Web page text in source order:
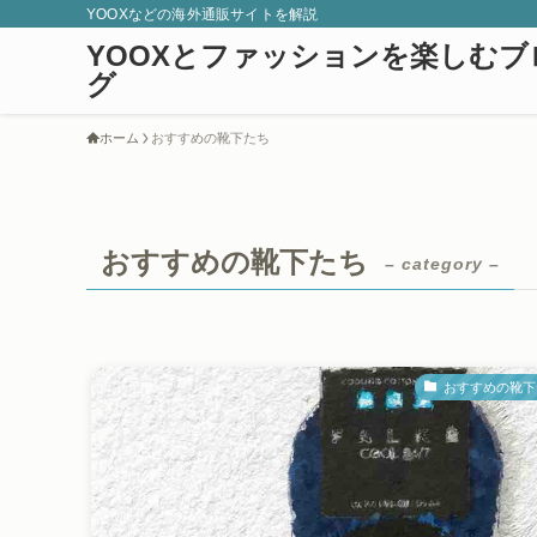
YOOXなどの海外通販サイトを解説
YOOXとファッションを楽しむブ
グ
ホーム おすすめの靴下たち
おすすめの靴下たち – category –
おすすめの靴